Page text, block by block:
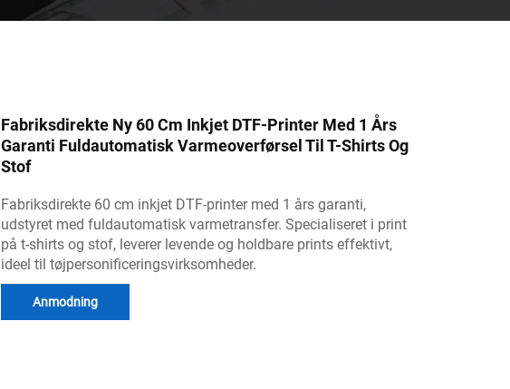
Fabriksdirekte Ny 60 Cm Inkjet DTF-Printer Med 1 Års
Garanti Fuldautomatisk Varmeoverførsel Til T-Shirts Og
Stof
Fabriksdirekte 60 cm inkjet DTF-printer med 1 års garanti,
udstyret med fuldautomatisk varmetransfer. Specialiseret i print
på t-shirts og stof, leverer levende og holdbare prints effektivt,
ideel til tøjpersonificeringsvirksomheder.
Anmodning